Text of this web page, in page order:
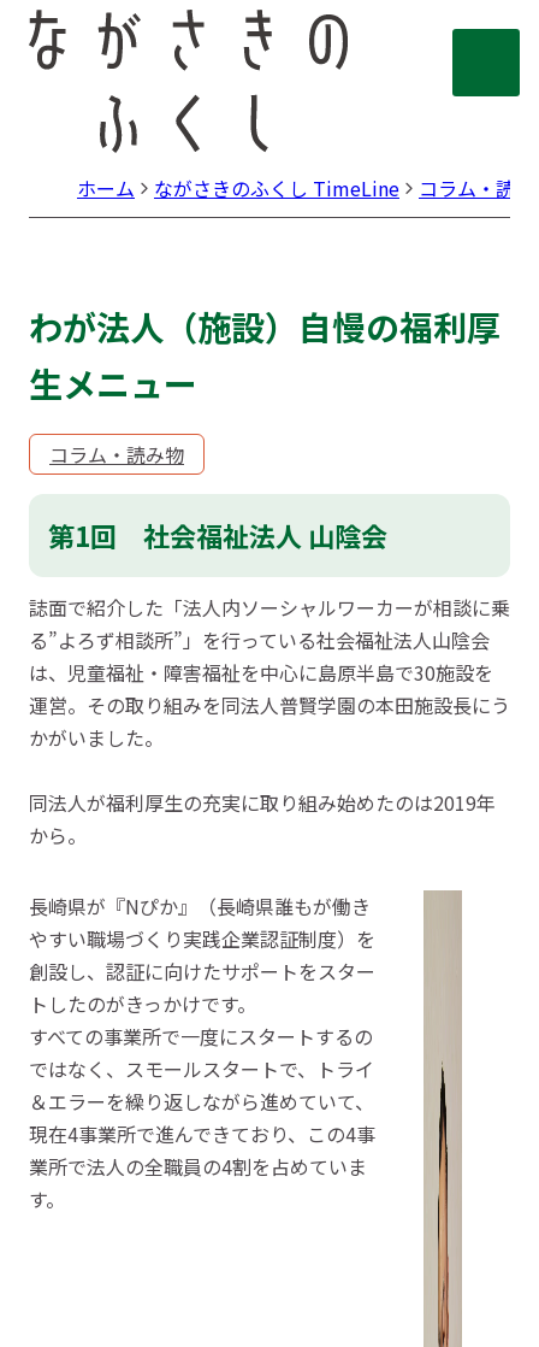
ホーム ながさきのふくし TimeLine コラム・読
わが法人（施設）自慢の福利厚
生メニュー
コラム・読み物
第1回 社会福祉法人 山陰会
誌面で紹介した「法人内ソーシャルワーカーが相談に乗
る”よろず相談所”」を行っている社会福祉法人山陰会
は、児童福祉・障害福祉を中心に島原半島で30施設を
運営。その取り組みを同法人普賢学園の本田施設長にう
かがいました。
同法人が福利厚生の充実に取り組み始めたのは2019年
から。
長崎県が『Nぴか』（長崎県誰もが働き
やすい職場づくり実践企業認証制度）を
創設し、認証に向けたサポートをスター
トしたのがきっかけです。
すべての事業所で一度にスタートするの
ではなく、スモールスタートで、トライ
＆エラーを繰り返しながら進めていて、
現在4事業所で進んできており、この4事
業所で法人の全職員の4割を占めていま
す。